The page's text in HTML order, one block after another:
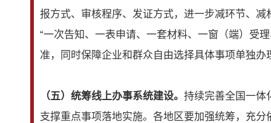
报方式、审核程序、发证方式，进一步减环节、
“一次告知、一表申请、一套材料、一窗（端）受
准，同时保障企业和群众自由选择具体事项单独办
（五）统筹线上办事系统建设。 持续完善全国一体
支撑重点事项落地实施。各地区要加强统筹，充